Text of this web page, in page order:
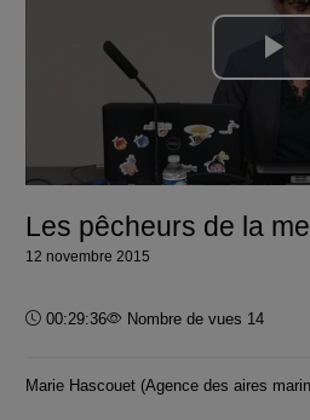
Les pêcheurs de la
12 novembre 2015
Durée :
00:29:36 Nombre de vues 14
Marie Hascouet (Agence des aires